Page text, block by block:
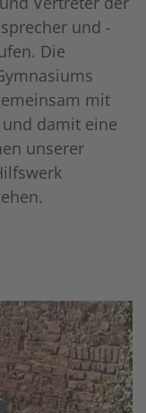
und -
Die
mit
damit eine
unserer